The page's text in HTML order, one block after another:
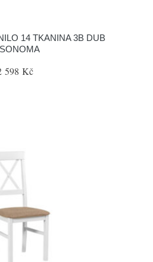
14 TKANINA 3B DUB
SONOMA
598 Kč